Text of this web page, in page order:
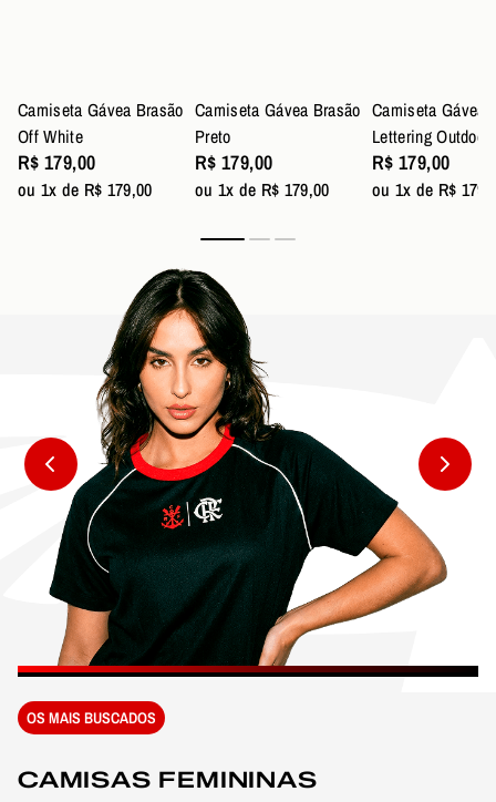
Camiseta Gávea Brasão
Off White
R$ 179,00
ou 1x de R$ 179,00
Camiseta Gávea Brasão
Preto
R$ 179,00
ou 1x de R$ 179,00
Camiseta Gávea
Lettering Outdoor
R$ 179,00
ou 1x de R$
OS MAIS BUSCADOS
CAMISAS FEMININAS